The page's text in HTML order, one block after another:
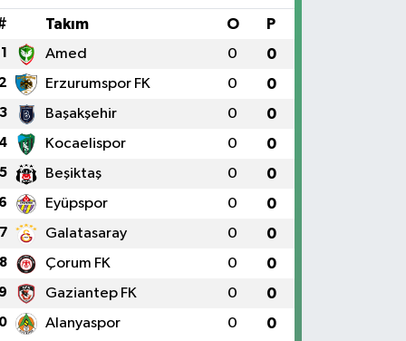
Takım O P
1 Amed 0 0
2 Erzurumspor FK 0 0
3 Başakşehir 0 0
4 Kocaelispor 0 0
5 Beşiktaş 0 0
6 Eyüpspor 0 0
7 Galatasaray 0 0
8 Çorum FK 0 0
9 Gaziantep FK 0 0
Alanyaspor 0 0